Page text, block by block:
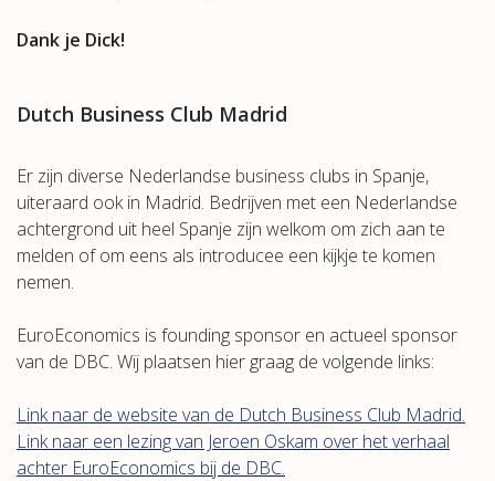
Dank je Dick!
Dutch Business Club Madrid
Er zijn diverse Nederlandse business clubs in Spanje,
uiteraard ook in Madrid. Bedrijven met een Nederlandse
achtergrond uit heel Spanje zijn welkom om zich aan te
melden of om eens als introducee een kijkje te komen
nemen.
EuroEconomics is founding sponsor en actueel sponsor
van de DBC. Wij plaatsen hier graag de volgende links:
Link naar de website van de Dutch Business Club Madrid.
Link naar een lezing van Jeroen Oskam over het verhaal
achter EuroEconomics bij de DBC.